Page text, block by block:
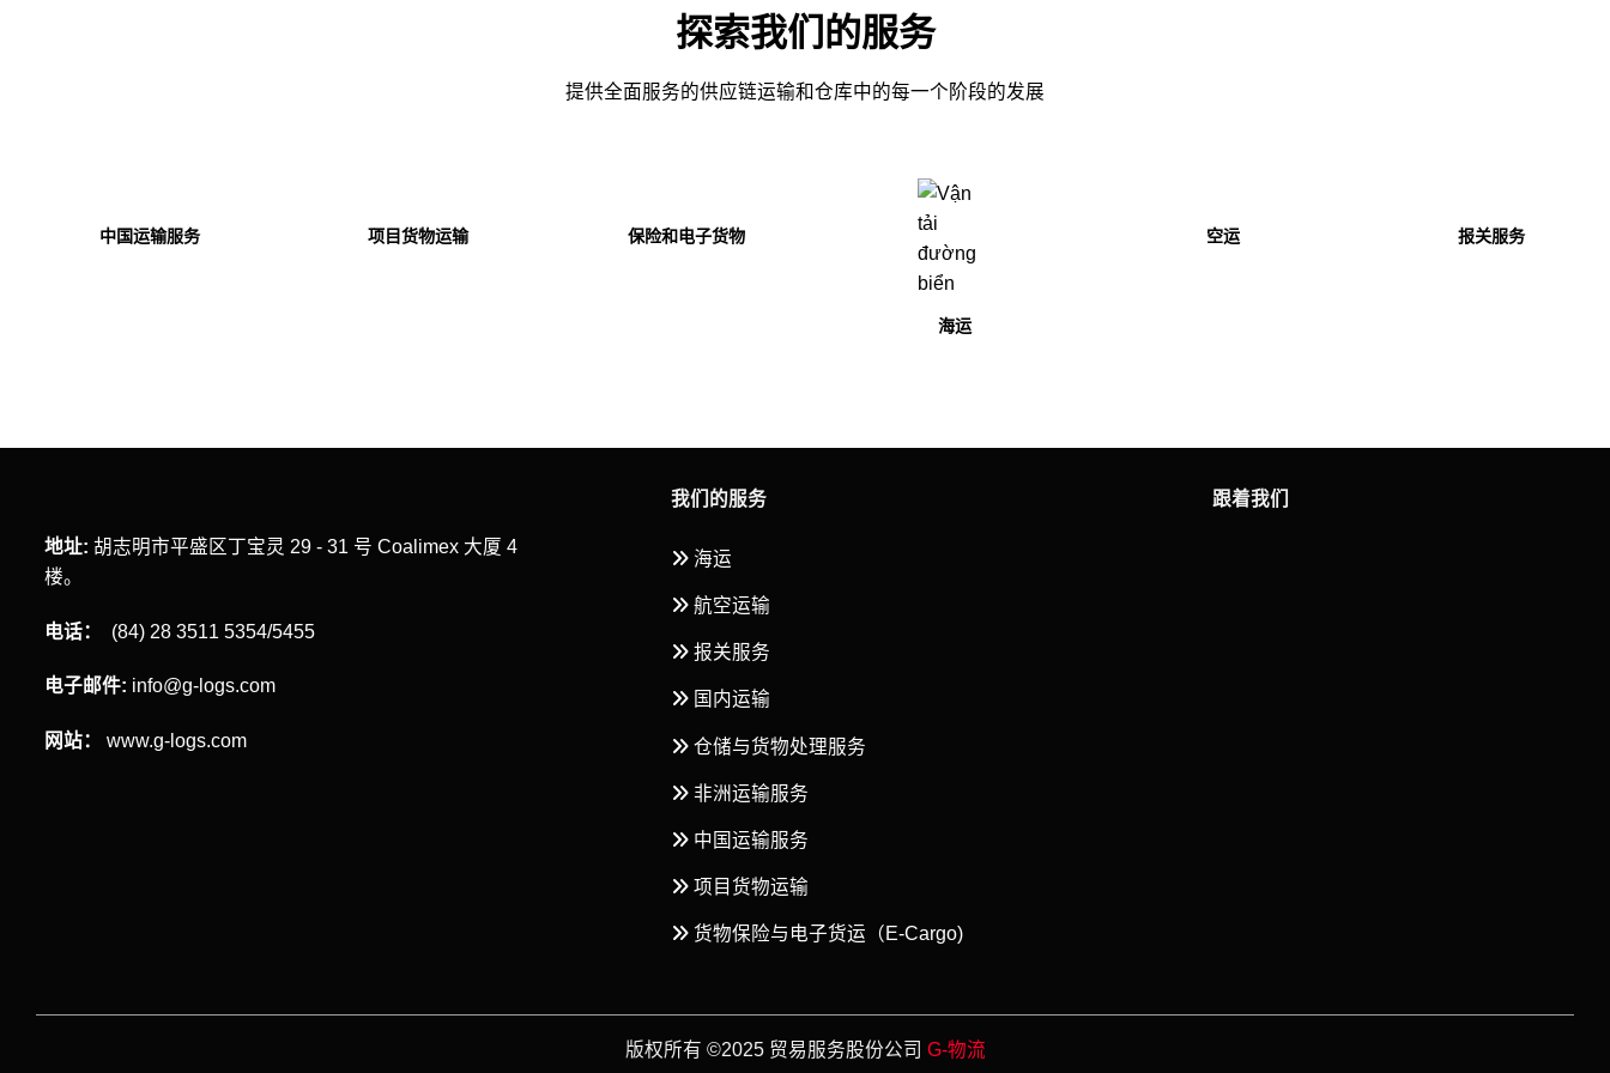
探索我们的服务
提供全面服务的供应链运输和仓库中的每一个阶段的发展
项目货物运输 保险和电子货物 国内运输
地址: 胡志明市平盛区丁宝灵 29 - 31 号 Coalimex 大厦 4
楼。
电话： (84) 28 3511 5354/5455
电子邮件: info@g-logs.com
网站： www.g-logs.com
我们的服务
海运
航空运输
报关服务
国内运输
仓储与货物处理服务
非洲运输服务
中国运输服务
项目货物运输
货物保险与电子货运（E-Cargo)
跟着我们
版权所有 ©2025 贸易服务股份公司 G-物流